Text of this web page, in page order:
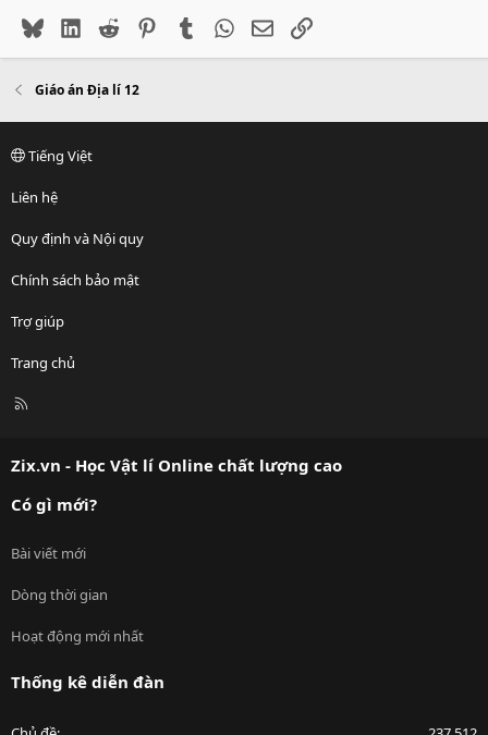
BlueskyLinkedIn
Reddit PinterestTumblr WhatsApp
EmailLink
Giáo án Địa lí 12
Tiếng Việt
Liên hệ
Quy định và Nội quy
Chính sách bảo mật
Trợ giúp
Trang chủ
R
Zix.vn - Học Vật lí Online chất lượng cao
Có gì mới?
Bài viết mới
Dòng thời gian
Hoạt động mới nhất
Thống kê diễn đàn